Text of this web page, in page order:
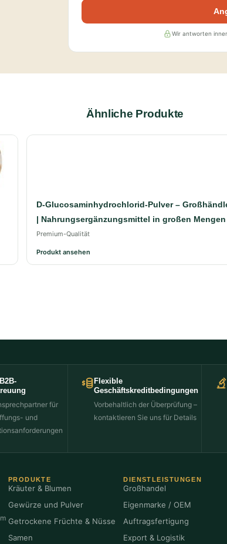
Wir antworten
Ähnliche Produkte
D-Glucosaminhydrochlorid-Pulver –
| Nahrungsergänzungsmittel in großen Mengen
Premium-Qualität
Produkt ansehen
für
und
Flexible
Geschäftskreditbedingungen
Vorbehaltlich der Überprüfung –
kontaktieren Sie uns für Details
PRODUKTE
Kräuter & Blumen
Gewürze und Pulver
Getrockene Früchte & Nüsse
Samen
DIENSTLEISTUNGEN
Großhandel
Eigenmarke / OEM
Auftragsfertigung
Export & Logistik